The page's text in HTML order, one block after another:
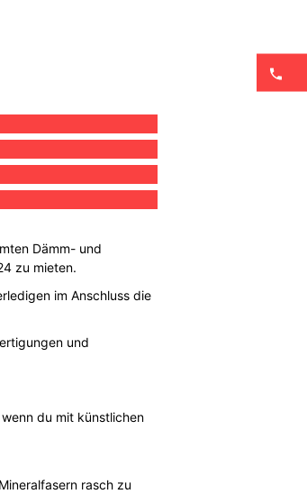
Dämm- und
zu mieten.
im Anschluss die
und
du mit künstlichen
rasch zu